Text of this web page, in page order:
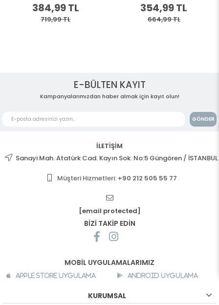
384,99 TL
719,99 TL
354,99 TL
664,99 TL
E-BÜLTEN KAYIT
Kampanyalarımızdan haber almak için kayıt olun!
GÖNDER
İLETİŞİM
Sanayi Mah. Atatürk Cad. Kayın Sok. No:5 Güngören / İSTANBUL
Müşteri Hizmetleri: +90 212 505 55 77
[email protected]
BİZİ TAKİP EDİN
MOBİL UYGULAMALARIMIZ
Apple Store Uygulama Android Uygulama
KURUMSAL